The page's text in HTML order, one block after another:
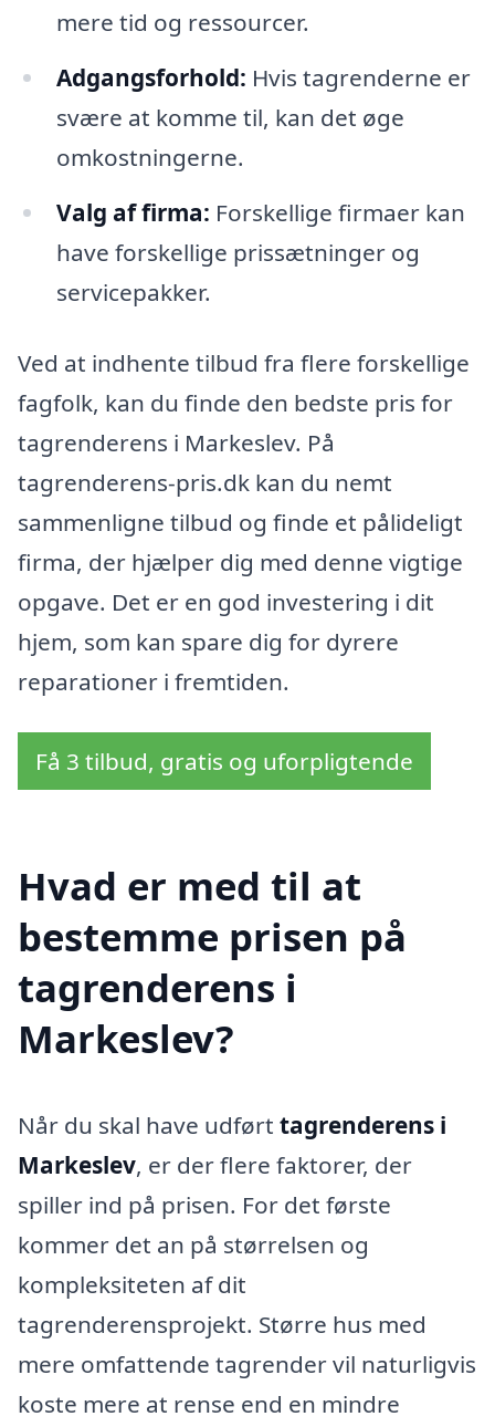
mere tid og ressourcer.
Adgangsforhold: Hvis tagrenderne er
svære at komme til, kan det øge
omkostningerne.
Valg af firma: Forskellige firmaer kan
have forskellige prissætninger og
servicepakker.
Ved at indhente tilbud fra flere forskellige
fagfolk, kan du finde den bedste pris for
tagrenderens i Markeslev. På
tagrenderens-pris.dk kan du nemt
sammenligne tilbud og finde et pålideligt
firma, der hjælper dig med denne vigtige
opgave. Det er en god investering i dit
hjem, som kan spare dig for dyrere
reparationer i fremtiden.
Få 3 tilbud, gratis og uforpligtende
Hvad er med til at
bestemme prisen på
tagrenderens i
Markeslev?
Når du skal have udført tagrenderens i
Markeslev, er der flere faktorer, der
spiller ind på prisen. For det første
kommer det an på størrelsen og
kompleksiteten af dit
tagrenderensprojekt. Større hus med
mere omfattende tagrender vil naturligvis
koste mere at rense end en mindre